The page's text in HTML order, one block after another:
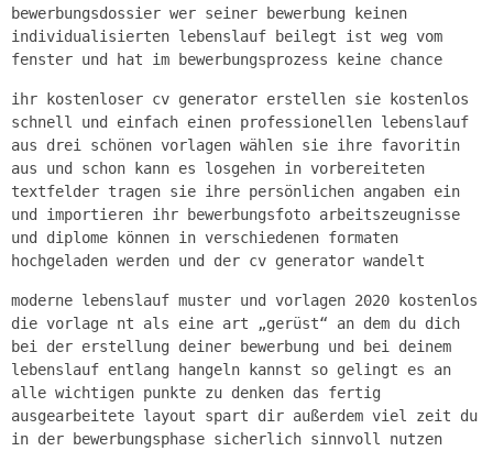
bewerbungsdossier wer seiner bewerbung keinen
individualisierten lebenslauf beilegt ist weg vom
fenster und hat im bewerbungsprozess keine chance
ihr kostenloser cv generator erstellen sie kostenlos
schnell und einfach einen professionellen lebenslauf
aus drei schönen vorlagen wählen sie ihre favoritin
aus und schon kann es losgehen in vorbereiteten
textfelder tragen sie ihre persönlichen angaben ein
und importieren ihr bewerbungsfoto arbeitszeugnisse
und diplome können in verschiedenen formaten
hochgeladen werden und der cv generator wandelt
moderne lebenslauf muster und vorlagen 2020 kostenlos
die vorlage nt als eine art „gerüst“ an dem du dich
bei der erstellung deiner bewerbung und bei deinem
lebenslauf entlang hangeln kannst so gelingt es an
alle wichtigen punkte zu denken das fertig
ausgearbeitete layout spart dir außerdem viel zeit du
in der bewerbungsphase sicherlich sinnvoll nutzen